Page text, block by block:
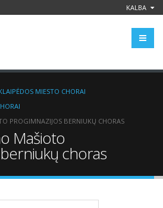
KALBA
MIESTO CHORAI
PROGIMNAZIJOS BERNIUKŲ CHORAS
Mašioto
choras